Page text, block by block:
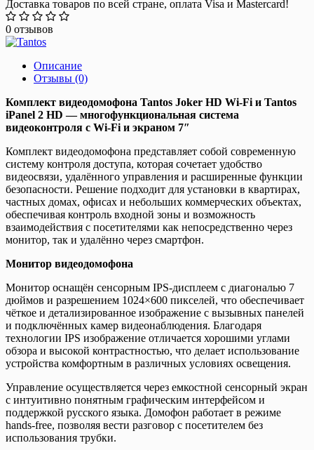
Доставка товаров по всей стране, оплата Visa и Mastercard!
0 отзывов
Описание
Отзывы (0)
Комплект видеодомофона Tantos Joker HD Wi‑Fi и Tantos
iPanel 2 HD — многофункциональная система
видеоконтроля с Wi-Fi и экраном 7″
Комплект видеодомофона представляет собой современную
систему контроля доступа, которая сочетает удобство
видеосвязи, удалённого управления и расширенные функции
безопасности. Решение подходит для установки в квартирах,
частных домах, офисах и небольших коммерческих объектах,
обеспечивая контроль входной зоны и возможность
взаимодействия с посетителями как непосредственно через
монитор, так и удалённо через смартфон.
Монитор видеодомофона
Монитор оснащён сенсорным IPS-дисплеем с диагональю 7
дюймов и разрешением 1024×600 пикселей, что обеспечивает
чёткое и детализированное изображение с вызывных панелей
и подключённых камер видеонаблюдения. Благодаря
технологии IPS изображение отличается хорошими углами
обзора и высокой контрастностью, что делает использование
устройства комфортным в различных условиях освещения.
Управление осуществляется через емкостной сенсорный экран
с интуитивно понятным графическим интерфейсом и
поддержкой русского языка. Домофон работает в режиме
hands-free, позволяя вести разговор с посетителем без
использования трубки.